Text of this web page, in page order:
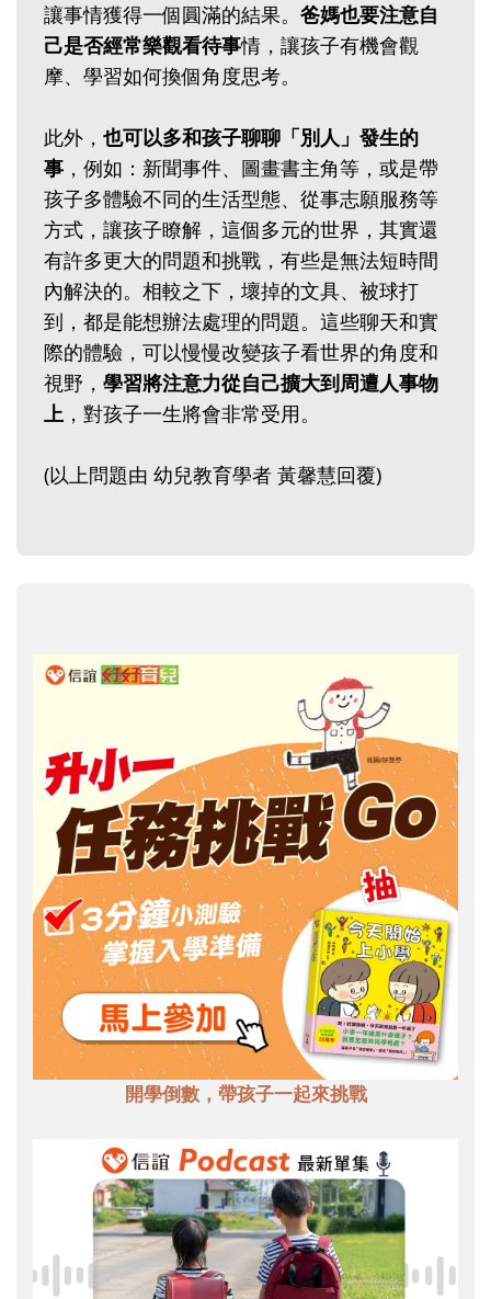
讓事情獲得一個圓滿的結果。 爸媽也要注意自
己是否經常樂觀看待事情，讓孩子有機會觀
摩、學習如何換個角度思考。
此外， 也可以多和孩子聊聊「別人」發生的
事 ，例如：新聞事件、圖畫書主角等，或是帶
孩子多體驗不同的生活型態、從事志願服務等
方式，讓孩子瞭解，這個多元的世界，其實還
有許多更大的問題和挑戰，有些是無法短時間
內解決的。相較之下，壞掉的文具、被球打
到，都是能想辦法處理的問題。這些聊天和實
際的體驗，可以慢慢改變孩子看世界的角度和
視野， 學習將注意力從自己擴大到周遭人事物
上 ，對孩子一生將會非常受用。
(以上問題由 幼兒教育學者 黃馨慧回覆)
開學倒數，帶孩子一起來挑戰